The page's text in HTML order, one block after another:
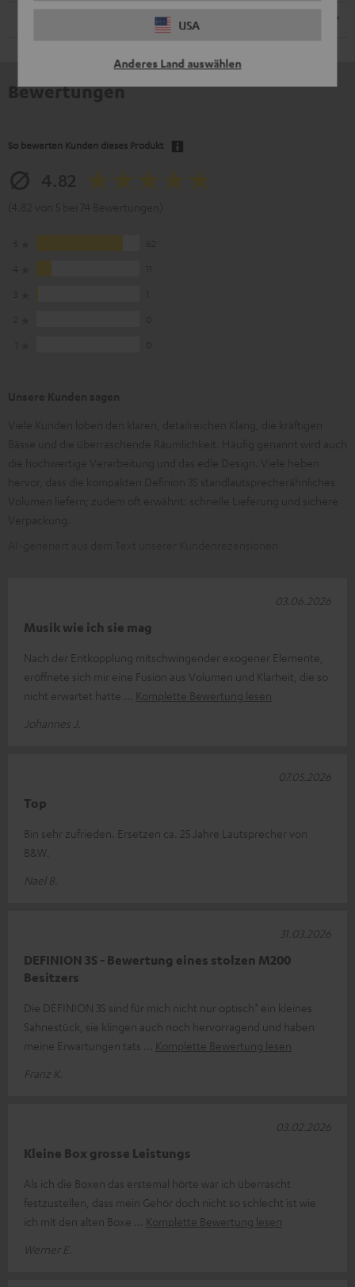
USA
Anderes Land auswählen
Bewertungen
So bewerten Kunden dieses Produkt
Musik wie ich sie mag
Nach der Entkopplung mitschwingender exogener Elemente,
eröffnete sich mir eine Fusion aus Volumen und Klarheit, die so
nicht erwartet hatte
Komplette Bewertung lesen
Johannes J.
03.06.2026
Top
Bin sehr zufrieden. Ersetzen ca. 25 Jahre Lautsprecher von
B&W.
Nael B.
07.05.2026
DEFINION 3S - Bewertung eines stolzen M200
Besitzers
Die DEFINION 3S sind für mich nicht nur optisch* ein kleines
Sahnestück, sie klingen auch noch hervorragend und haben
meine Erwartungen tats
Komplette Bewertung lesen
Franz K.
31.03.2026
Kleine Box grosse Leistungs
Als ich die Boxen das erstemal hörte war ich überrascht
festzustellen, dass mein Gehör doch nicht so schlecht ist wie
ich mit den alten Boxe
Komplette Bewertung lesen
Werner E.
03.02.2026